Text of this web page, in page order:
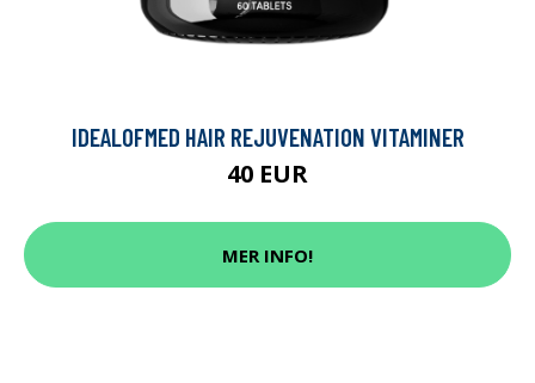
IDEALOFMED HAIR REJUVENATION VITAMINER
40 EUR
MER INFO!